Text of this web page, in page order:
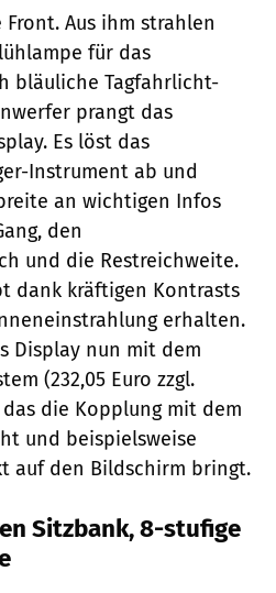
Aus ihm strahlen
für das
bläuliche Tagfahrlicht-
prangt das
Es löst das
Instrument ab und
an wichtigen Infos
den
und die Restreichweite.
dank kräftigen Kontrasts
erhalten.
Display nun mit dem
(232,05 Euro zzgl.
die Kopplung mit dem
und beispielsweise
auf den Bildschirm bringt.
Sitzbank, 8-stufige